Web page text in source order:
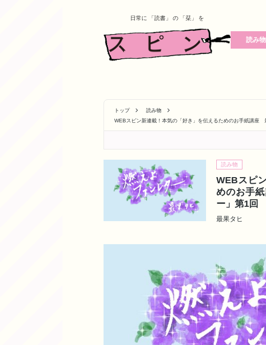
日常に 「読書」 の 「栞」 を
読み物
トップ
読み物
WEBスピン新連載！本気の「好き」を伝えるためのお手紙講座
読み物
WEBスピ
めのお手
ー」第1回
最果タヒ